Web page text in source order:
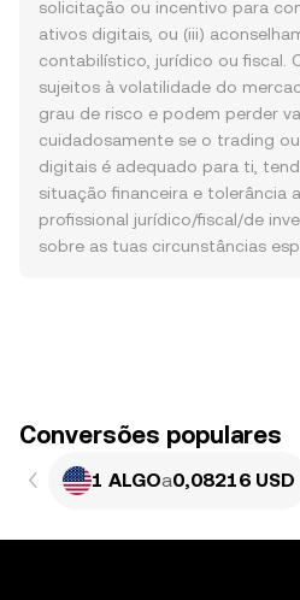
solicitação ou incentivo para
ativos digitais, ou (iii)
contabilístico, jurídico ou fiscal.
sujeitos à volatilidade do
grau de risco e podem perder
cuidadosamente se o trading
digitais é adequado para ti,
situação financeira e tolerância
profissional jurídico/fiscal/de
sobre as tuas circunstâncias
Conversões populares
1 ALGOa0,08216 USD